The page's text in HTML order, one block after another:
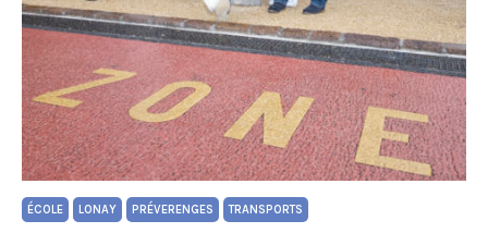
ÉCOLE LONAY PRÉVERENGES TRANSPORTS